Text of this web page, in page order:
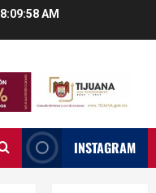
8:09:58 AM
INSTAGRAM